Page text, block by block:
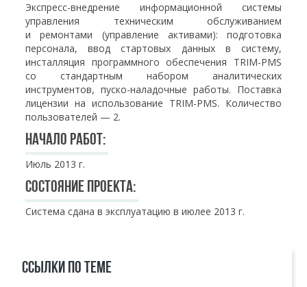
Экспресс-внедрение информационной системы
управления техническим обслуживанием
и ремонтами (управление активами): подготовка
персонала, ввод стартовых данных в систему,
инсталляция программного обеспечения TRIM-PMS
со стандартным набором аналитических
инструментов, пуско-наладочные работы. Поставка
лицензии на использование TRIM-PMS. Количество
пользователей — 2.
Начало работ:
Июль 2013 г.
Состояние проекта:
Система сдана в эксплуатацию в июлее 2013 г.
ССЫЛКИ ПО ТЕМЕ